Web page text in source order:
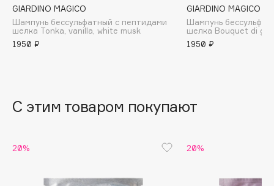
Basicare
Batiste
Beauty Bomb
Bebble
Biodance
GIARDINO MAGICO
Шампунь бессульфатный с пептидами
шелка Tonka, vanilla, white musk
1950 ₽
GIARDINO MAGICO
Шампунь
шелка Bouquet di
1950 ₽
С этим товаром покупают
20% 20%